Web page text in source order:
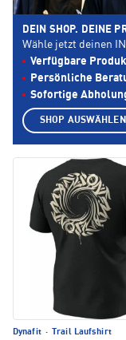
Dynafit ·
Trail Laufshirt
DEIN SHOP. DEINE
Wähle jetzt deinen
Verfügbare
Persönliche
Sofortige